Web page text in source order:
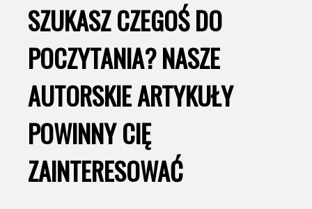
SZUKASZ CZEGOŚ DO
POCZYTANIA? NASZE
AUTORSKIE ARTYKUŁY
POWINNY CIĘ
ZAINTERESOWAĆ